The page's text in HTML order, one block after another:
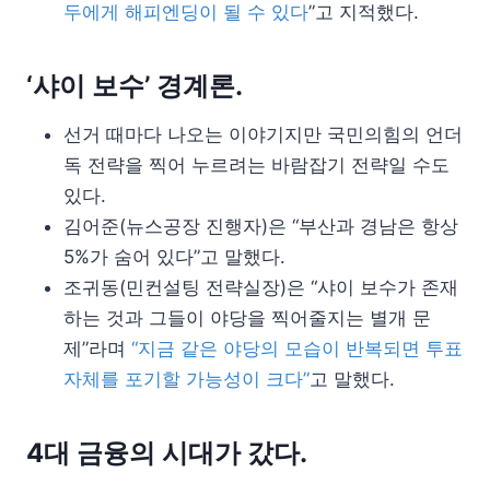
두에게 해피엔딩이 될 수 있다”고 지적했다.
‘샤이 보수’ 경계론.
선거 때마다 나오는 이야기지만 국민의힘의 언더
독 전략을 찍어 누르려는 바람잡기 전략일 수도
있다.
김어준(뉴스공장 진행자)은 “부산과 경남은 항상
5%가 숨어 있다”고 말했다.
조귀동(민컨설팅 전략실장)은 “샤이 보수가 존재
하는 것과 그들이 야당을 찍어줄지는 별개 문
제”라며 “지금 같은 야당의 모습이 반복되면 투표
자체를 포기할 가능성이 크다”고 말했다.
4대 금융의 시대가 갔다.